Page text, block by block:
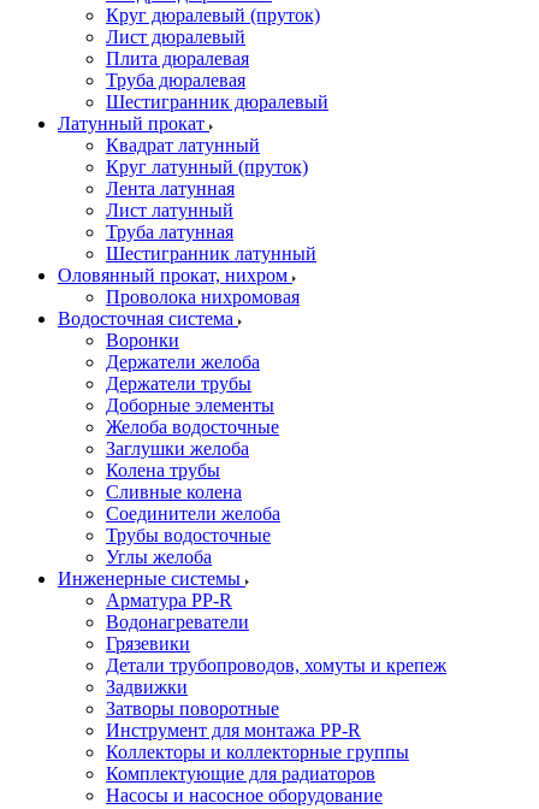
Круг дюралевый (пруток)
Лист дюралевый
Плита дюралевая
Труба дюралевая
Шестигранник дюралевый
Латунный прокат
Квадрат латунный
Круг латунный (пруток)
Лента латунная
Лист латунный
Труба латунная
Шестигранник латунный
Оловянный прокат, нихром
Проволока нихромовая
Водосточная система
Воронки
Держатели желоба
Держатели трубы
Доборные элементы
Желоба водосточные
Заглушки желоба
Колена трубы
Сливные колена
Соединители желоба
Трубы водосточные
Углы желоба
Инженерные системы
Арматура PP-R
Водонагреватели
Грязевики
Детали трубопроводов, хомуты и крепеж
Задвижки
Затворы поворотные
Инструмент для монтажа PP-R
Коллекторы и коллекторные группы
Комплектующие для радиаторов
Насосы и насосное оборудование